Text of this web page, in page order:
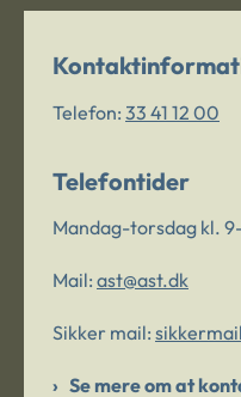
Telefon: 33 41 12 00
Telefontider
Mandag-torsdag kl.
Mail: ast@ast.dk
Sikker mail:
Se mere om at